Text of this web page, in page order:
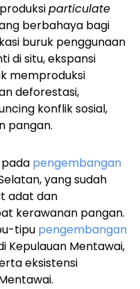
particulate
berbahaya bagi
buruk penggunaan
di situ, ekspansi
memproduksi
deforestasi,
konflik sosial,
pangan.
pengembangan
yang sudah
adat dan
kerawanan pangan.
tipu pengembangan
Kepulauan Mentawai,
eksistensi